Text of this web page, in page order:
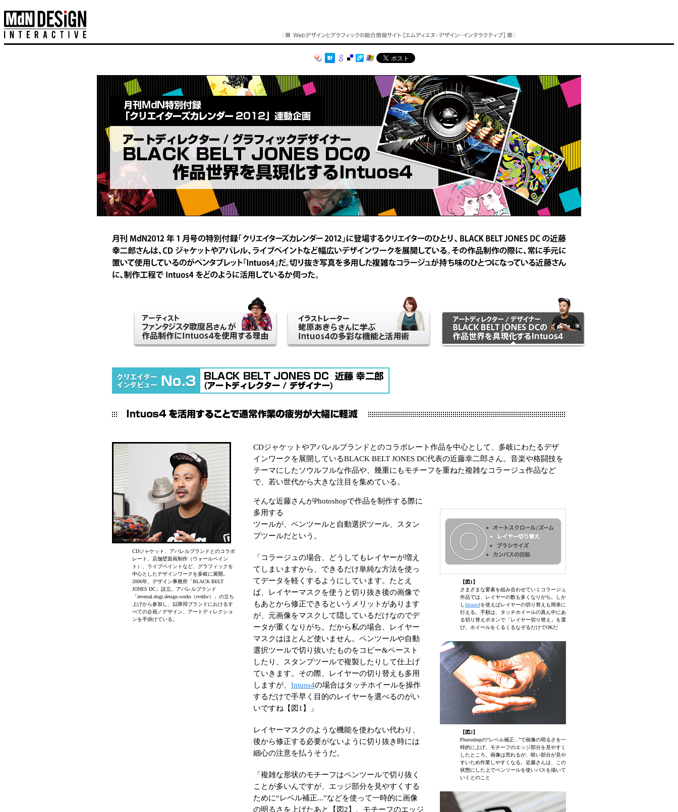
CDジャケット、アパレルブランドとのコラボ
レート、店舗壁面画制作（ウォールペイン
ト）、ライブペイントなど、グラフィックを
中心としたデザインワークを多岐に展開。
2006年、デザイン事務所「BLACK BELT
JONES DC」設立。アパレルブランド
「reversal.dogi.design.works（rvddw）」の立ち
上げから参加し、以降同ブランドにおけるす
べての企画／デザイン、アートディレクショ
ンを手掛けている。
CDジャケットやアパレルブランドとのコラボレート作品を中心として、多岐にわたるデザ
インワークを展開しているBLACK BELT JONES DC代表の近藤幸二郎さん。音楽や格闘技を
テーマにしたソウルフルな作品や、幾重にもモチーフを重ねた複雑なコラージュ作品など
で、若い世代から大きな注目を集めている。
【図1】
さまざまな要素を組み合わせていくコラージュ
作品では、レイヤーの数も多くなりがち。しか
しIntuos4を使えばレイヤーの切り替えも簡単に
行える。手順は、タッチホイールの真ん中にあ
る切り替えボタンで「レイヤー切り替え」を選
び、ホイールをくるくるなぞるだけでOKだ
【図2】
Photoshopの“レベル補正...”で画像の明るさを一
時的に上げ、モチーフのエッジ部分を見やすく
したところ。画像は荒れるが、暗い部分が見や
すいため作業しやすくなる。近藤さんは、この
状態にした上でペンツールを使いパスを描いて
いくとのこと
そんな近藤さんがPhotoshopで作品を制作する際に
多用する
ツールが、ペンツールと自動選択ツール、スタン
プツールだという。
「コラージュの場合、どうしてもレイヤーが増え
てしまいますから、できるだけ単純な方法を使っ
てデータを軽くするようにしています。たとえ
ば、レイヤーマスクを使うと切り抜き後の画像で
もあとから修正できるというメリットがあります
が、元画像をマスクして隠しているだけなのでデ
ータが重くなりがち。だから私の場合、レイヤー
マスクはほとんど使いません。ペンツールや自動
選択ツールで切り抜いたものをコピー&ペースト
したり、スタンプツールで複製したりして仕上げ
ていきます。その際、レイヤーの切り替えも多用
しますが、 Intuos4の場合はタッチホイールを操作
するだけで手早く目的のレイヤーを選べるのがい
いですね【図1】」
レイヤーマスクのような機能を使わない代わり、
後から修正する必要がないように切り抜き時には
細心の注意を払うそうだ。
「複雑な形状のモチーフはペンツールで切り抜く
ことが多いんですが、エッジ部分を見やすくする
ために“レベル補正...”などを使って一時的に画像
の明るさを上げたあと【図2】、モチーフのエッジ